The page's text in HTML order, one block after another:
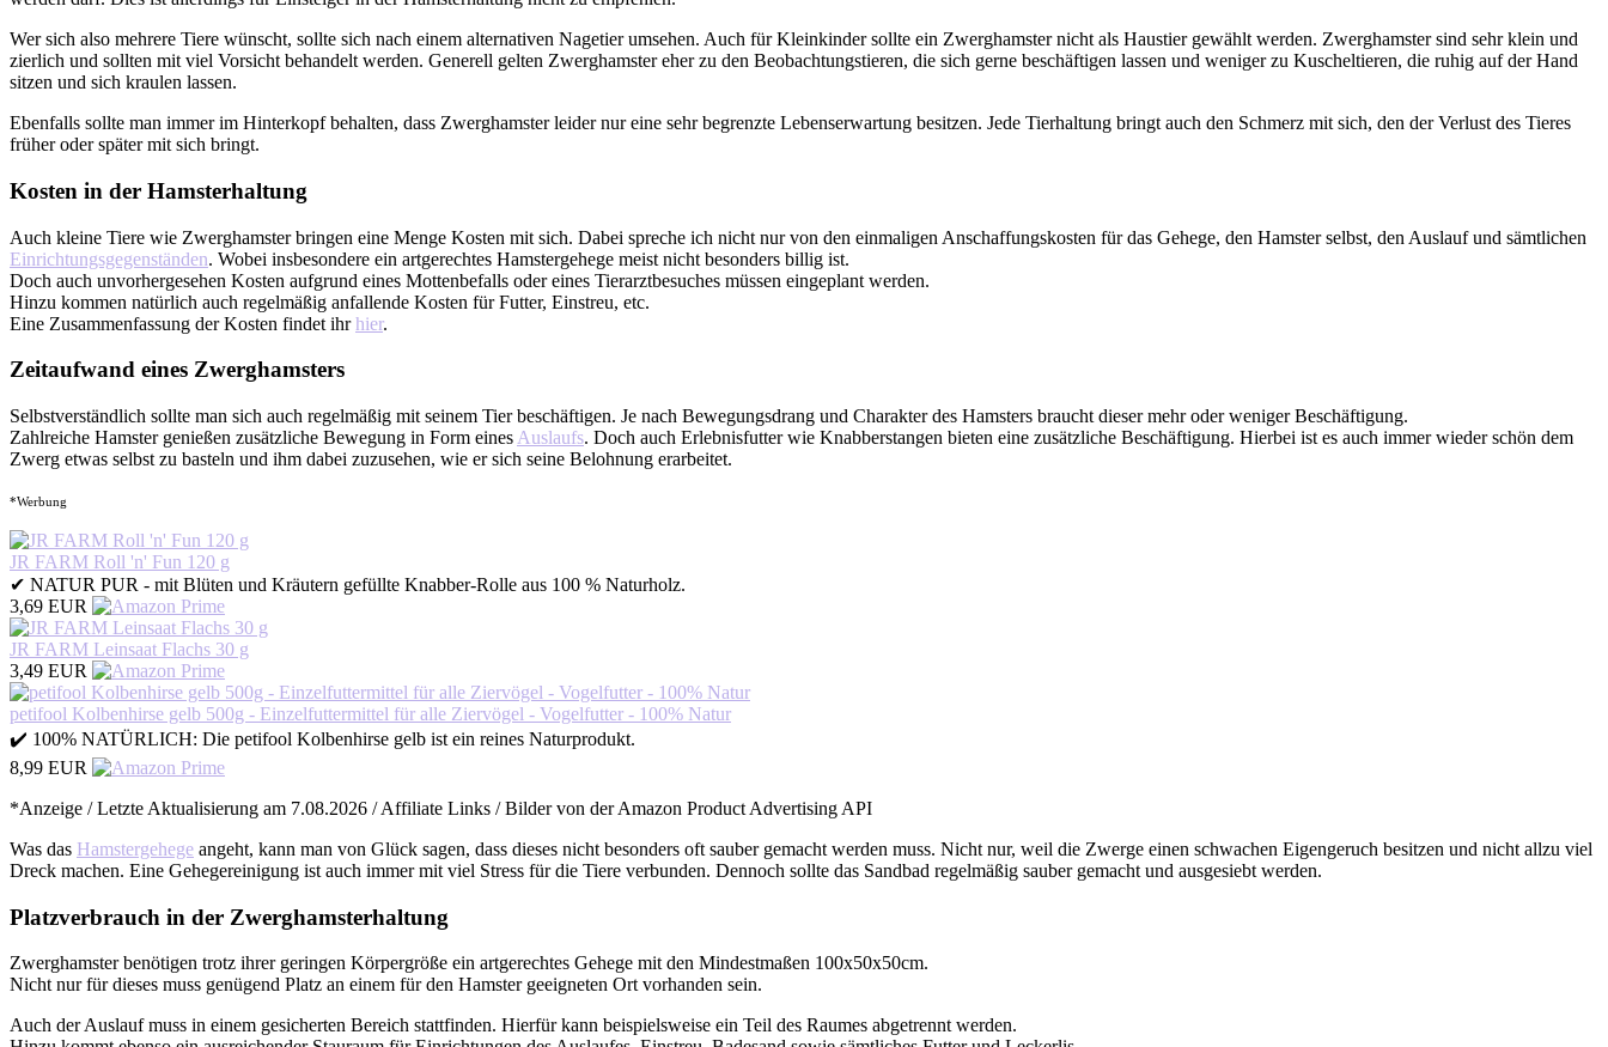
Wer sich also mehrere Tiere wünscht, sollte sich nach einem alternativen Nagetier umsehen. Auch für Kleinkinder sollte ein Zwerghamster nicht als Haustier gewählt werden. Zwerghamster sind sehr klein und
zierlich und sollten mit viel Vorsicht behandelt werden. Generell gelten Zwerghamster eher zu den Beobachtungstieren, die sich gerne beschäftigen lassen und weniger zu Kuscheltieren, die ruhig auf der Hand
sitzen und sich kraulen lassen.
Ebenfalls sollte man immer im Hinterkopf behalten, dass Zwerghamster leider nur eine sehr begrenzte Lebenserwartung besitzen. Jede Tierhaltung bringt auch den Schmerz mit sich, den der Verlust des Tieres
früher oder später mit sich bringt.
Kosten in der Hamsterhaltung
Auch kleine Tiere wie Zwerghamster bringen eine Menge Kosten mit sich. Dabei spreche ich nicht nur von den einmaligen Anschaffungskosten für das Gehege, den Hamster selbst, den Auslauf und sämtlichen
Einrichtungsgegenständen. Wobei insbesondere ein artgerechtes Hamstergehege meist nicht besonders billig ist.
Doch auch unvorhergesehen Kosten aufgrund eines Mottenbefalls oder eines Tierarztbesuches müssen eingeplant werden.
Hinzu kommen natürlich auch regelmäßig anfallende Kosten für Futter, Einstreu, etc.
Eine Zusammenfassung der Kosten findet ihrhier.
Zeitaufwand eines Zwerghamsters
Selbstverständlich sollte man sich auch regelmäßig mit seinem Tier beschäftigen. Je nach Bewegungsdrang und Charakter des Hamsters braucht dieser mehr oder weniger Beschäftigung.
Zahlreiche Hamster genießen zusätzliche Bewegung in Form eines Auslaufs. Doch auch Erlebnisfutter wie Knabberstangen bieten eine zusätzliche Beschäftigung. Hierbei ist es auch immer wieder schön dem
Zwerg etwas selbst zu basteln und ihm dabei zuzusehen, wie er sich seine Belohnung erarbeitet.
*Werbung
JR FARM Roll 'n' Fun 120 g
✔ NATUR PUR - mit Blüten und Kräutern gefüllte Knabber-Rolle aus 100 % Naturholz.
3,69 EUR
JR FARM Leinsaat Flachs 30 g
3,49 EUR
petifool Kolbenhirse gelb 500g - Einzelfuttermittel für alle Ziervögel - Vogelfutter - 100% Natur
✔️ 100% NATÜRLICH: Die petifool Kolbenhirse gelb ist ein reines Naturprodukt.
8,99 EUR
*Anzeige / Letzte Aktualisierung am 7.08.2026 / Affiliate Links / Bilder von der Amazon Product Advertising API
Was das Hamstergehege angeht, kann man von Glück sagen, dass dieses nicht besonders oft sauber gemacht werden muss. Nicht nur, weil die Zwerge einen schwachen Eigengeruch besitzen und nicht allzu viel
Dreck machen. Eine Gehegereinigung ist auch immer mit viel Stress für die Tiere verbunden. Dennoch sollte das Sandbad regelmäßig sauber gemacht und ausgesiebt werden.
Platzverbrauch in der Zwerghamsterhaltung
Zwerghamster benötigen trotz ihrer geringen Körpergröße ein artgerechtes Gehege mit den Mindestmaßen 100x50x50cm.
Nicht nur für dieses muss genügend Platz an einem für den Hamster geeigneten Ort vorhanden sein.
Auch der Auslauf muss in einem gesicherten Bereich stattfinden. Hierfür kann beispielsweise ein Teil des Raumes abgetrennt werden.